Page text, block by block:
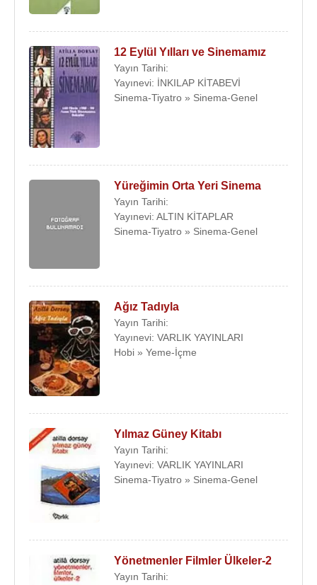
12 Eylül Yılları ve Sinemamız
Yayın Tarihi:
Yayınevi: İNKILAP KİTABEVİ
Sinema-Tiyatro » Sinema-Genel
Yüreğimin Orta Yeri Sinema
Yayın Tarihi:
Yayınevi: ALTIN KİTAPLAR
Sinema-Tiyatro » Sinema-Genel
Ağız Tadıyla
Yayın Tarihi:
Yayınevi: VARLIK YAYINLARI
Hobi » Yeme-İçme
Yılmaz Güney Kitabı
Yayın Tarihi:
Yayınevi: VARLIK YAYINLARI
Sinema-Tiyatro » Sinema-Genel
Yönetmenler Filmler Ülkeler-2
Yayın Tarihi: